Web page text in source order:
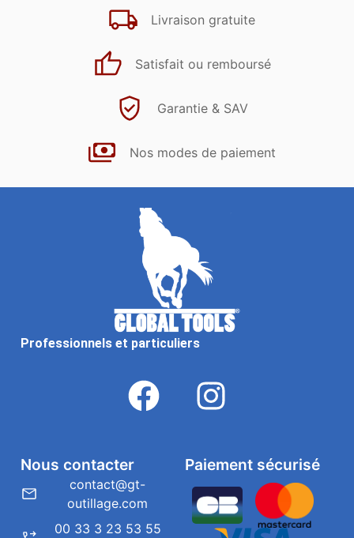
Livraison gratuite
Satisfait ou remboursé
Garantie & SAV
Nos modes de paiement
Professionnels et particuliers
Paiement sécurisé
Nous contacter
contact@gt-
outillage.com
00 33 3 23 53 55